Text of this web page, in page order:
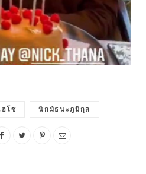
ฮโซ นิกม์ธนะภูมิกุล